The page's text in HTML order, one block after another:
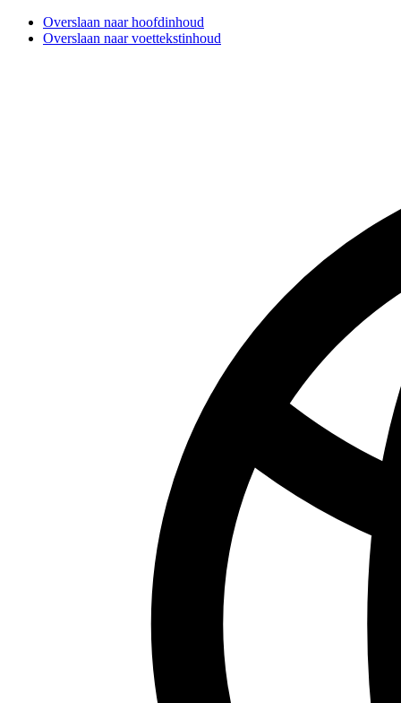
Overslaan naar hoofdinhoud
Overslaan naar voettekstinhoud